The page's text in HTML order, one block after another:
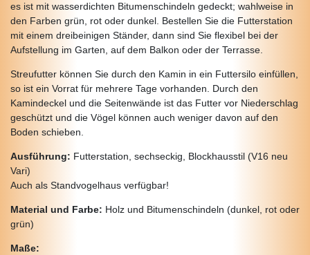
es ist mit wasserdichten Bitumenschindeln gedeckt; wahlweise in
den Farben grün, rot oder dunkel. Bestellen Sie die Futterstation
mit einem dreibeinigen Ständer, dann sind Sie flexibel bei der
Aufstellung im Garten, auf dem Balkon oder der Terrasse.
Streufutter können Sie durch den Kamin in ein Futtersilo einfüllen,
so ist ein Vorrat für mehrere Tage vorhanden. Durch den
Kamindeckel und die Seitenwände ist das Futter vor Niederschlag
geschützt und die Vögel können auch weniger davon auf den
Boden schieben.
Ausführung: Futterstation, sechseckig, Blockhausstil (V16 neu
Vari)
Auch als Standvogelhaus verfügbar!
Material und Farbe: Holz und Bitumenschindeln (dunkel, rot oder
grün)
Maße: